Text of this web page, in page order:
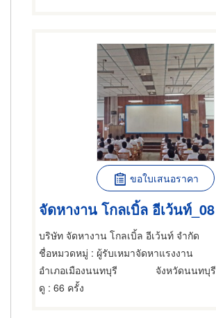
ขอใบเสนอราคา
จัดหางาน โกลเบิ้ล อีเว้นท์_08
บริษัท จัดหางาน โกลเบิ้ล อีเว้นท์ จำกัด
ชื่อหมวดหมู่ : ผู้รับเหมาจัดหาแรงงาน
อำเภอเมืองนนทบุรี
จังหวัดนนทบุรี
ดู : 66 ครั้ง